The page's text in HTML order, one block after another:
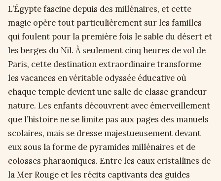
L’Égypte fascine depuis des millénaires, et cette
magie opère tout particulièrement sur les familles
qui foulent pour la première fois le sable du désert et
les berges du Nil. À seulement cinq heures de vol de
Paris, cette destination extraordinaire transforme
les vacances en véritable odyssée éducative où
chaque temple devient une salle de classe grandeur
nature. Les enfants découvrent avec émerveillement
que l’histoire ne se limite pas aux pages des manuels
scolaires, mais se dresse majestueusement devant
eux sous la forme de pyramides millénaires et de
colosses pharaoniques. Entre les eaux cristallines de
la Mer Rouge et les récits captivants des guides